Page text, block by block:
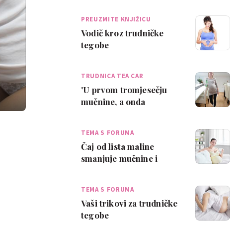
PREUZMITE KNJIŽICU
Vodič kroz trudničke
tegobe
TRUDNICA TEA CAR
'U prvom tromjesečju
mučnine, a onda
TEMA S FORUMA
Čaj od lista maline
smanjuje mučnine i
TEMA S FORUMA
Vaši trikovi za trudničke
tegobe